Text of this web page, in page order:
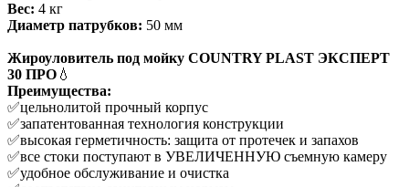
Вес: 4 кг
Диаметр патрубков: 50 мм
Жироуловитель под мойку COUNTRY PLAST ЭКСПЕРТ
30 ПРО 💧
Преимущества:
✅цельнолитой прочный корпус
✅запатентованная технология конструкции
✅высокая герметичность: защита от протечек и запахов
✅все стоки поступают в УВЕЛИЧЕННУЮ съемную камеру
✅удобное обслуживание и очистка